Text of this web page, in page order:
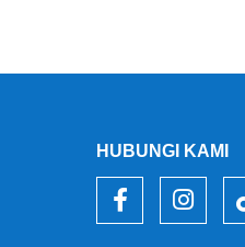
HUBUNGI KAMI